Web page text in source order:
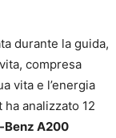
durante la guida,
compresa
vita e l’energia
analizzato 12
Benz A200